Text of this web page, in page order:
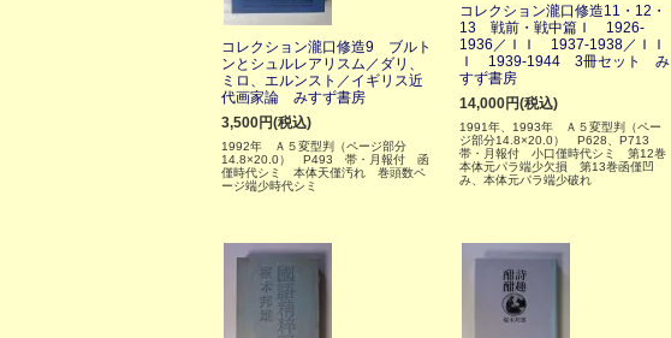
コレクション瀧口修造9 ブルト
ンとシュルレアリスム／ダリ、
ミロ、エルンスト／イギリス近
代画家論 みすず書房
3,500円(税込)
1992年 Ａ５変型判（ページ部分
14.8×20.0） P493 帯・月報付 函
僅時代シミ 本体天僅汚れ 巻頭数ペ
ージ端少時代シミ
コレクション瀧口修造11・12・
13 戦前・戦中篇Ｉ 1926-
1936／ＩＩ 1937-1938／ＩＩ
Ｉ 1939-1944 3冊セット み
すず書房
14,000円(税込)
1991年、1993年 Ａ５変型判（ペー
ジ部分14.8×20.0） P628、P713
帯・月報付 小口僅時代シミ 第12巻
本体元パラ端少欠損 第13巻函僅凹
み、本体元パラ端少破れ